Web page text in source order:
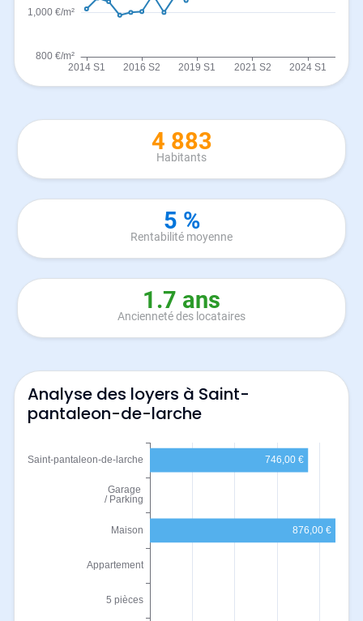
4 883
Habitants
5 %
Rentabilité moyenne
1.7 ans
Ancienneté des locataires
Analyse des loyers à Saint-
pantaleon-de-larche